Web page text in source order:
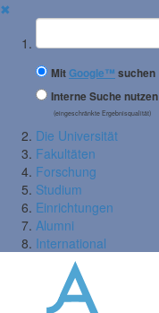
✖
Suchbegriff
MitGoogle™ suchen
Interne Suche nutzen
(eingeschränkte Ergebnisqualität)
Die Universität
Fakultäten
Forschung
Studium
Einrichtungen
Alumni
International